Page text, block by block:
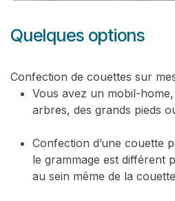
Quelques options
Confection de couettes sur
Vous avez un mobil-
arbres, des grands pieds
Confection d’une couette
le grammage est différent
au sein même de la